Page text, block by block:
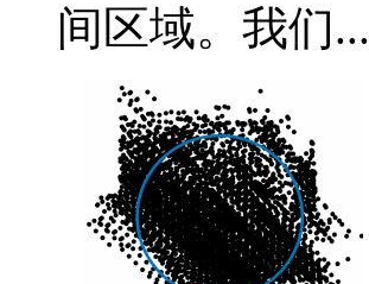
间区域。我们...